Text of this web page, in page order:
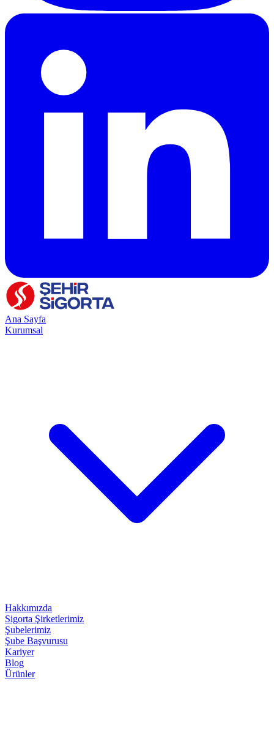
Ana Sayfa
Kurumsal
Hakkımızda
Sigorta Şirketlerimiz
Şubelerimiz
Şube Başvurusu
Kariyer
Blog
Ürünler